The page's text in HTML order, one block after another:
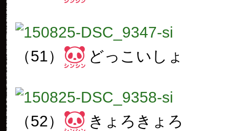
（51） どっこいしょ
（52） きょろきょろ